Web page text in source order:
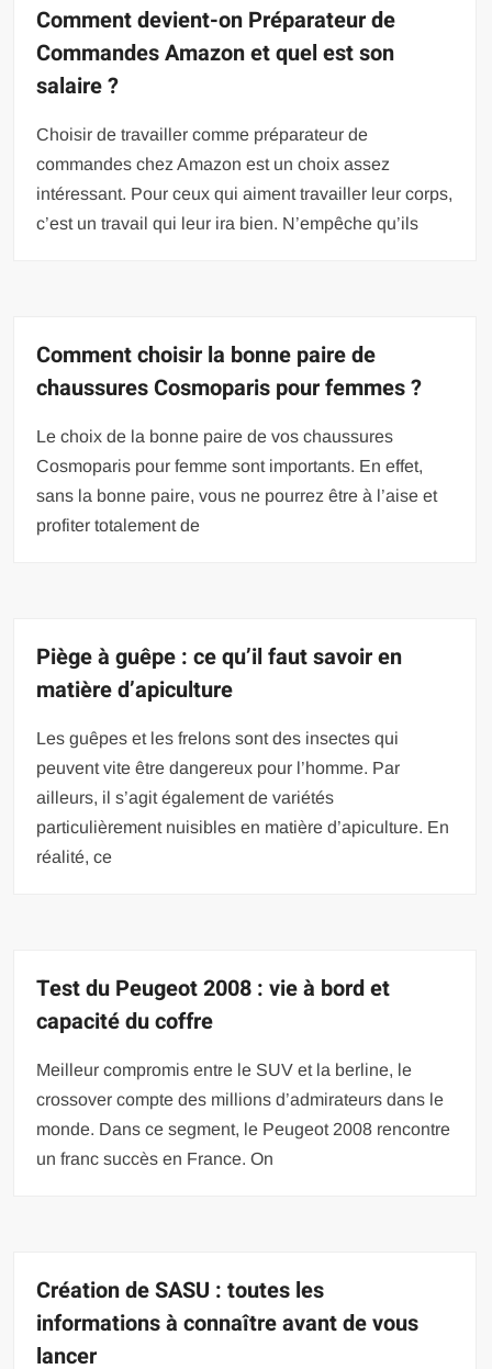
Comment devient-on Préparateur de
Commandes Amazon et quel est son
salaire ?
Choisir de travailler comme préparateur de
commandes chez Amazon est un choix assez
intéressant. Pour ceux qui aiment travailler leur corps,
c’est un travail qui leur ira bien. N’empêche qu’ils
Comment choisir la bonne paire de
chaussures Cosmoparis pour femmes ?
Le choix de la bonne paire de vos chaussures
Cosmoparis pour femme sont importants. En effet,
sans la bonne paire, vous ne pourrez être à l’aise et
profiter totalement de
Piège à guêpe : ce qu’il faut savoir en
matière d’apiculture
Les guêpes et les frelons sont des insectes qui
peuvent vite être dangereux pour l’homme. Par
ailleurs, il s’agit également de variétés
particulièrement nuisibles en matière d’apiculture. En
réalité, ce
Test du Peugeot 2008 : vie à bord et
capacité du coffre
Meilleur compromis entre le SUV et la berline, le
crossover compte des millions d’admirateurs dans le
monde. Dans ce segment, le Peugeot 2008 rencontre
un franc succès en France. On
Création de SASU : toutes les
informations à connaître avant de vous
lancer